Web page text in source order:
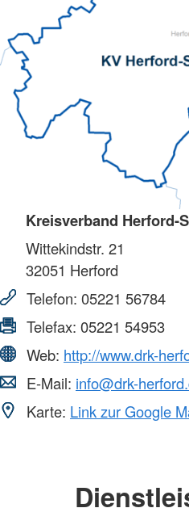
Kreisverband Herford-
Wittekindstr. 21
32051 Herford
Telefon: 05221 56784
Telefax: 05221 54953
Web: http://www.drk-
E-Mail: info@drk-
Karte: Link zur Google